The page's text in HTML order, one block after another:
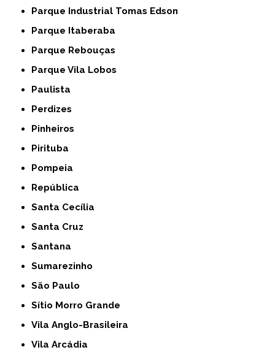
Parque Industrial Tomas Edson
Parque Itaberaba
Parque Rebouças
Parque Vila Lobos
Paulista
Perdizes
Pinheiros
Pirituba
Pompeia
República
Santa Cecília
Santa Cruz
Santana
Sumarezinho
São Paulo
Sítio Morro Grande
Vila Anglo-Brasileira
Vila Arcádia